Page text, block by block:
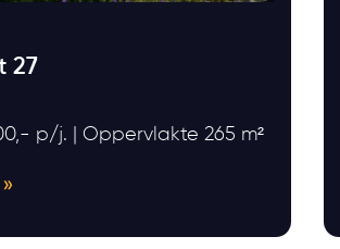
27
p/j. | Oppervlakte 265 m²